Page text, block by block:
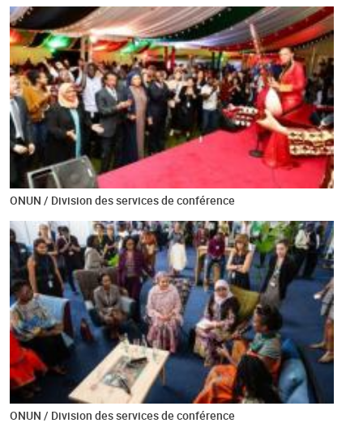
ONUN / Division des services de conférence
ONUN / Division des services de conférence